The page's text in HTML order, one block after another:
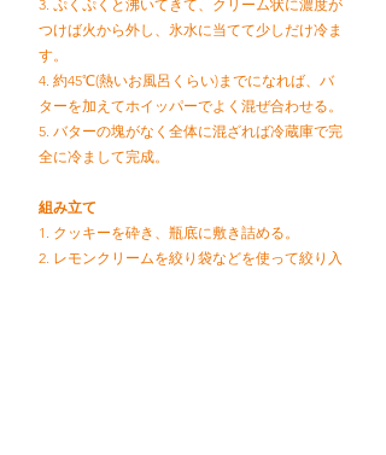
3. ぷくぷくと沸いてきて、クリーム状に濃度が
つけば火から外し、氷水に当てて少しだけ冷ま
す。
4. 約45℃(熱いお風呂くらい)までになれば、バ
ターを加えてホイッパーでよく混ぜ合わせる。
5. バターの塊がなく全体に混ざれば冷蔵庫で完
全に冷まして完成。
組み立て
1. クッキーを砕き、瓶底に敷き詰める。
2. レモンクリームを絞り袋などを使って絞り入